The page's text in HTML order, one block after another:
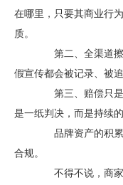
在哪里，只要其商业行
质。
第二、全渠道擦
假宣传都会被记录、被
第三、赔偿只是
是一纸判决，而是持续
品牌资产的积累
合规。
不得不说，商家